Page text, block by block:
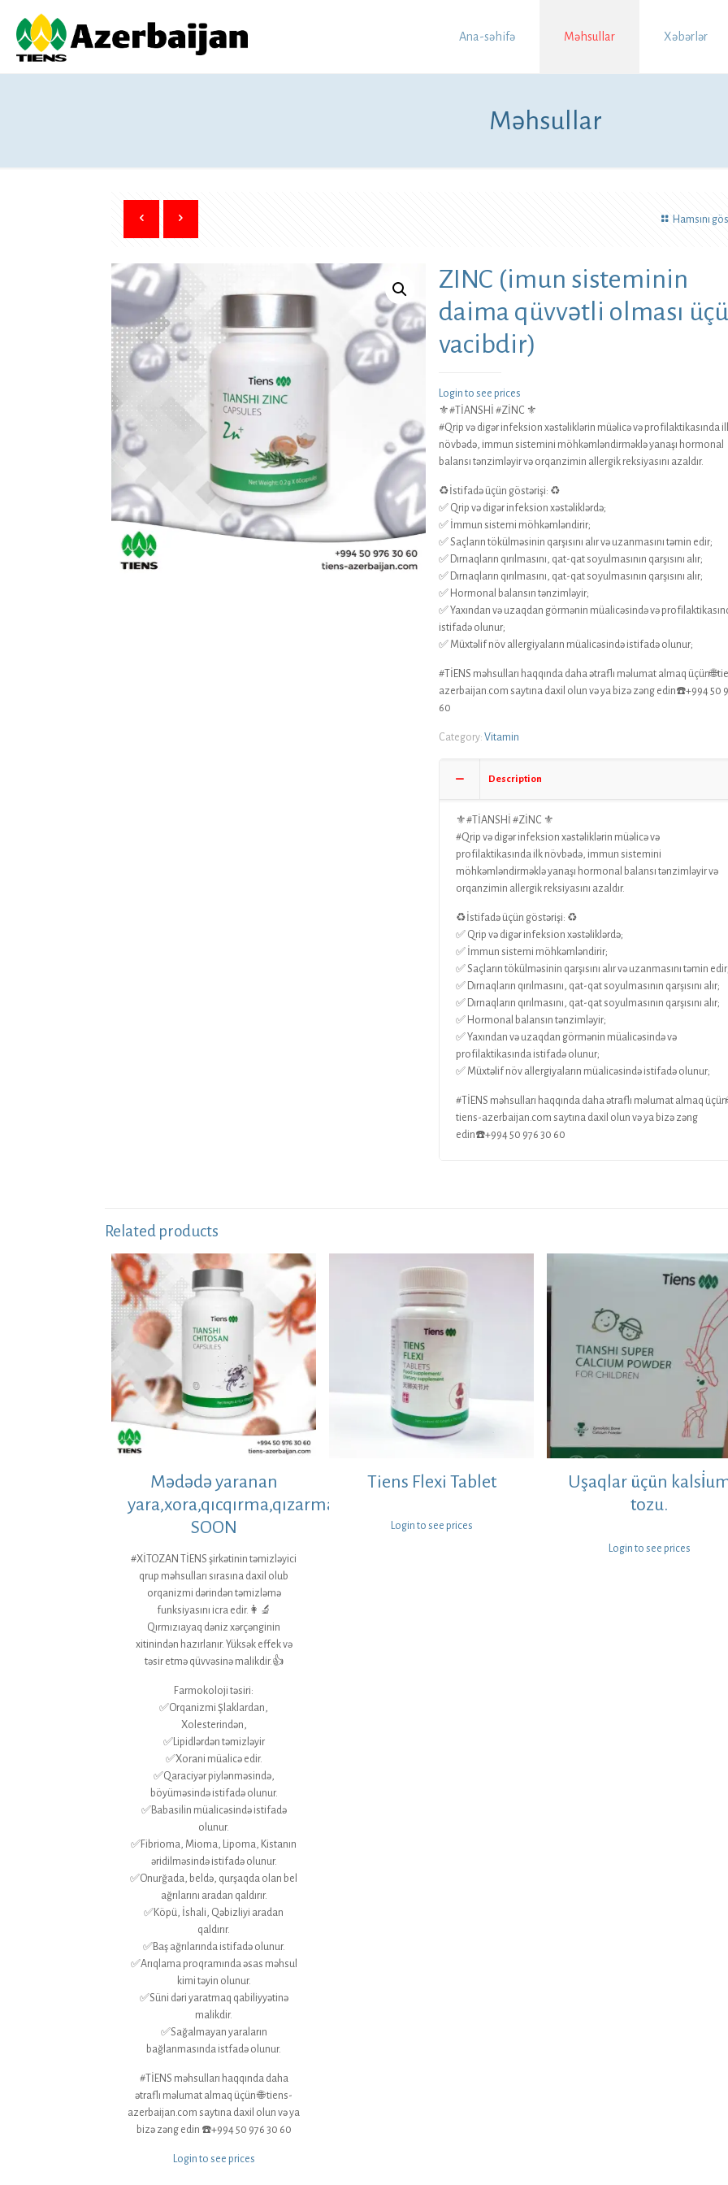
Ana-səhifə Məhsullar Xəbərlər
Məhsullar
Hamsını
ZINC (imun sisteminin
daima qüvvətli olması
vacibdir)
Login to see prices
⚜️#TİANSHİ #ZİNC ⚜️
#Qrip və digər infeksion xəstəliklərin müəlicə və profilaktikasında
növbədə, immun sistemini möhkəmləndirməklə yanaşı hormonal
balansı tənzimləyir və orqanzimin allergik reksiyasını azaldır.
♻️İstifadə üçün göstərişi: ♻️
✅ Qrip və digər infeksion xəstəliklərdə;
✅ İmmun sistemi möhkəmləndirir;
✅ Saçların tökülməsinin qarşısını alır və uzanmasını təmin edir;
✅ Dırnaqların qırılmasını, qat-qat soyulmasının qarşısını alır;
✅ Dırnaqların qırılmasını, qat-qat soyulmasının qarşısını alır;
✅ Hormonal balansın tənzimləyir;
✅ Yaxından və uzaqdan görmənin müalicəsində və
istifadə olunur;
✅ Müxtəlif növ allergiyaların müalicəsində istifadə olunur;
#TİENS məhsulları haqqında daha ətraflı məlumat almaq
azerbaijan.com saytına daxil olun və ya bizə zəng edin☎️+994 50
60
Category: Vitamin
Description
⚜️#TİANSHİ #ZİNC ⚜️
#Qrip və digər infeksion xəstəliklərin müəlicə və
profilaktikasında ilk növbədə, immun sistemini
möhkəmləndirməklə yanaşı hormonal balansı tənzimləyir və
orqanzimin allergik reksiyasını azaldır.
♻️İstifadə üçün göstərişi: ♻️
✅ Qrip və digər infeksion xəstəliklərdə;
✅ İmmun sistemi möhkəmləndirir;
✅ Saçların tökülməsinin qarşısını alır və uzanmasını təmin
✅ Dırnaqların qırılmasını, qat-qat soyulmasının qarşısını alır;
✅ Dırnaqların qırılmasını, qat-qat soyulmasının qarşısını alır;
✅ Hormonal balansın tənzimləyir;
✅ Yaxından və uzaqdan görmənin müalicəsində və
profilaktikasında istifadə olunur;
✅ Müxtəlif növ allergiyaların müalicəsində istifadə olunur;
#TİENS məhsulları haqqında daha ətraflı məlumat almaq
tiens-azerbaijan.com saytına daxil olun və ya bizə zəng
edin☎️+994 50 976 30 60
Related products
Mədədə yaranan
yara,xora,qıcqırma,qızarmaya
SOON
#XİTOZAN TİENS şirkətinin təmizləyici
qrup məhsulları sırasına daxil olub
orqanizmi dərindən təmizləmə
funksiyasını icra edir.👩‍🔬
Qırmızıayaq dəniz xərçənginin
xitinindən hazırlanır. Yüksək effek və
təsir etmə qüvvəsinə malikdir.👍
Farmokoloji təsiri:
✅Orqanizmi Şlaklardan,
Xolesterindən,
✅Lipidlərdən təmizləyir
✅Xorani müalicə edir.
✅Qaraciyər piylənməsində,
böyüməsində istifadə olunur.
✅Babasilin müalicəsində istifadə
olunur.
✅Fibrioma, Mioma, Lipoma, Kistanın
əridilməsində istifadə olunur.
✅Onurğada, beldə, qurşaqda olan bel
ağrılarını aradan qaldırır.
✅Köpü, İshali, Qəbizliyi aradan
qaldırır.
✅Baş ağrılarında istifadə olunur.
✅Arıqlama proqramında əsas məhsul
kimi təyin olunur.
✅Süni dəri yaratmaq qabiliyyətinə
malikdir.
✅Sağalmayan yaraların
bağlanmasında istfadə olunur.
#TİENS məhsulları haqqında daha
ətraflı məlumat almaq üçün 🌐 tiens-
azerbaijan.com saytına daxil olun və ya
bizə zəng edin ☎️+994 50 976 30 60
Login to see prices
Tiens Flexi Tablet
Login to see prices
Uşaqlar üçün
tozu.
Login to see prices